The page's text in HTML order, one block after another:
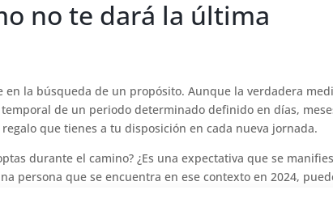
no te dará la última
la búsqueda de un propósito. Aunque la verdadera
de un periodo determinado definido en días,
que tienes a tu disposición en cada nueva jornada.
durante el camino? ¿Es una expectativa que se
persona que se encuentra en ese contexto en 2024,